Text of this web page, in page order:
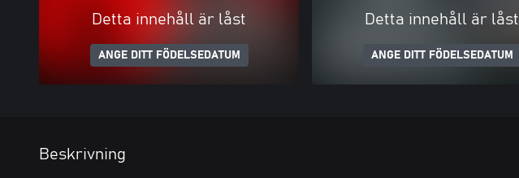
Detta innehåll är låst
ANGE DITT FÖDELSEDATUM
Detta innehåll är låst
ANGE DITT FÖDELSEDATUM
Beskrivning